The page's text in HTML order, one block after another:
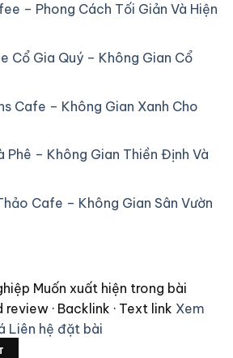
– Phong Cách Tối Giản Và Hiện
Cổ Gia Quý – Không Gian Cổ
Cafe – Không Gian Xanh Cho
Phê – Không Gian Thiền Định Và
Cafe – Không Gian Sân Vườn
Muốn xuất hiện trong bài
· Backlink · Text link Xem
Liên hệ đặt bài